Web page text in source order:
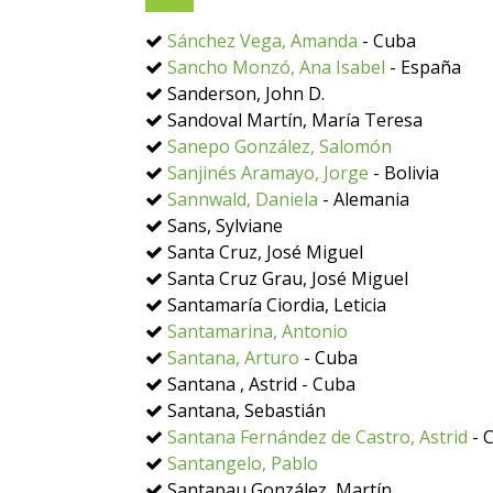
Sánchez Vega, Amanda - Cuba
Sancho Monzó, Ana Isabel - España
Sanderson, John D.
Sandoval Martín, María Teresa
Sanepo González, Salomón
Sanjinés Aramayo, Jorge - Bolivia
Sannwald, Daniela - Alemania
Sans, Sylviane
Santa Cruz, José Miguel
Santa Cruz Grau, José Miguel
Santamaría Ciordia, Leticia
Santamarina, Antonio
Santana, Arturo - Cuba
Santana , Astrid - Cuba
Santana, Sebastián
Santana Fernández de Castro, Astrid -
Santangelo, Pablo